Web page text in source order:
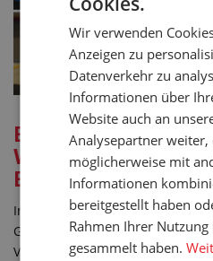
Etwas
Wie entstand der
Ethylester-Basis
In den 50er Jahren des vorigen
Gesellschaft KODAK versucht,
Verwendung von Acrylat
Wir verwenden
Anzeigen zu
Datenverkehr zu
Informationen über
Website auch an
Analysepartner weiter,
möglicherweise mit
Informationen
bereitgestellt haben
Rahmen Ihrer
gesammelt haben.